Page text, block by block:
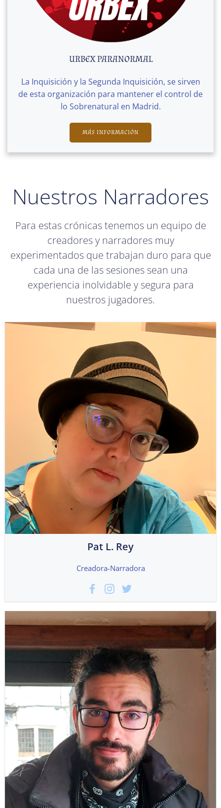
URBEX PARANORMAL
La Inquisición y la Segunda Inquisición, se sirven
de esta organización para mantener el control de
lo Sobrenatural en Madrid.
MÁS INFORMACIÓN
Nuestros Narradores
Para estas crónicas tenemos un equipo de
creadores y narradores muy
experimentados que trabajan duro para que
cada una de las sesiones sean una
experiencia inolvidable y segura para
nuestros jugadores.
Pat L. Rey
Creadora-Narradora